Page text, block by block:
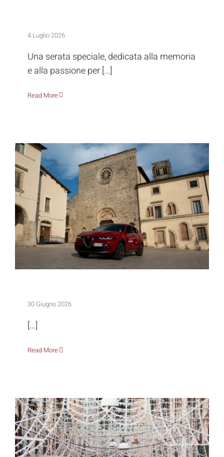
4 Luglio 2026
Una serata speciale, dedicata alla memoria
e alla passione per [...]
Read More
Raduno Alfa Romeo: storia, motori,
territori
30 Giugno 2026
[…]
Read More